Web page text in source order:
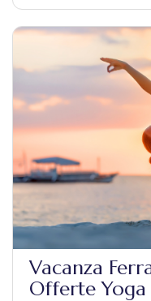
Vacanza
Offerte Yoga